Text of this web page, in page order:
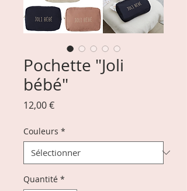
Pochette "Joli
bébé"
12,00 €Prix
Couleurs *
Quantité *